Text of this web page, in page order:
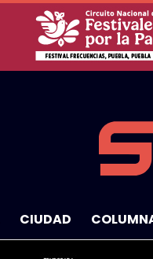
CIUDAD